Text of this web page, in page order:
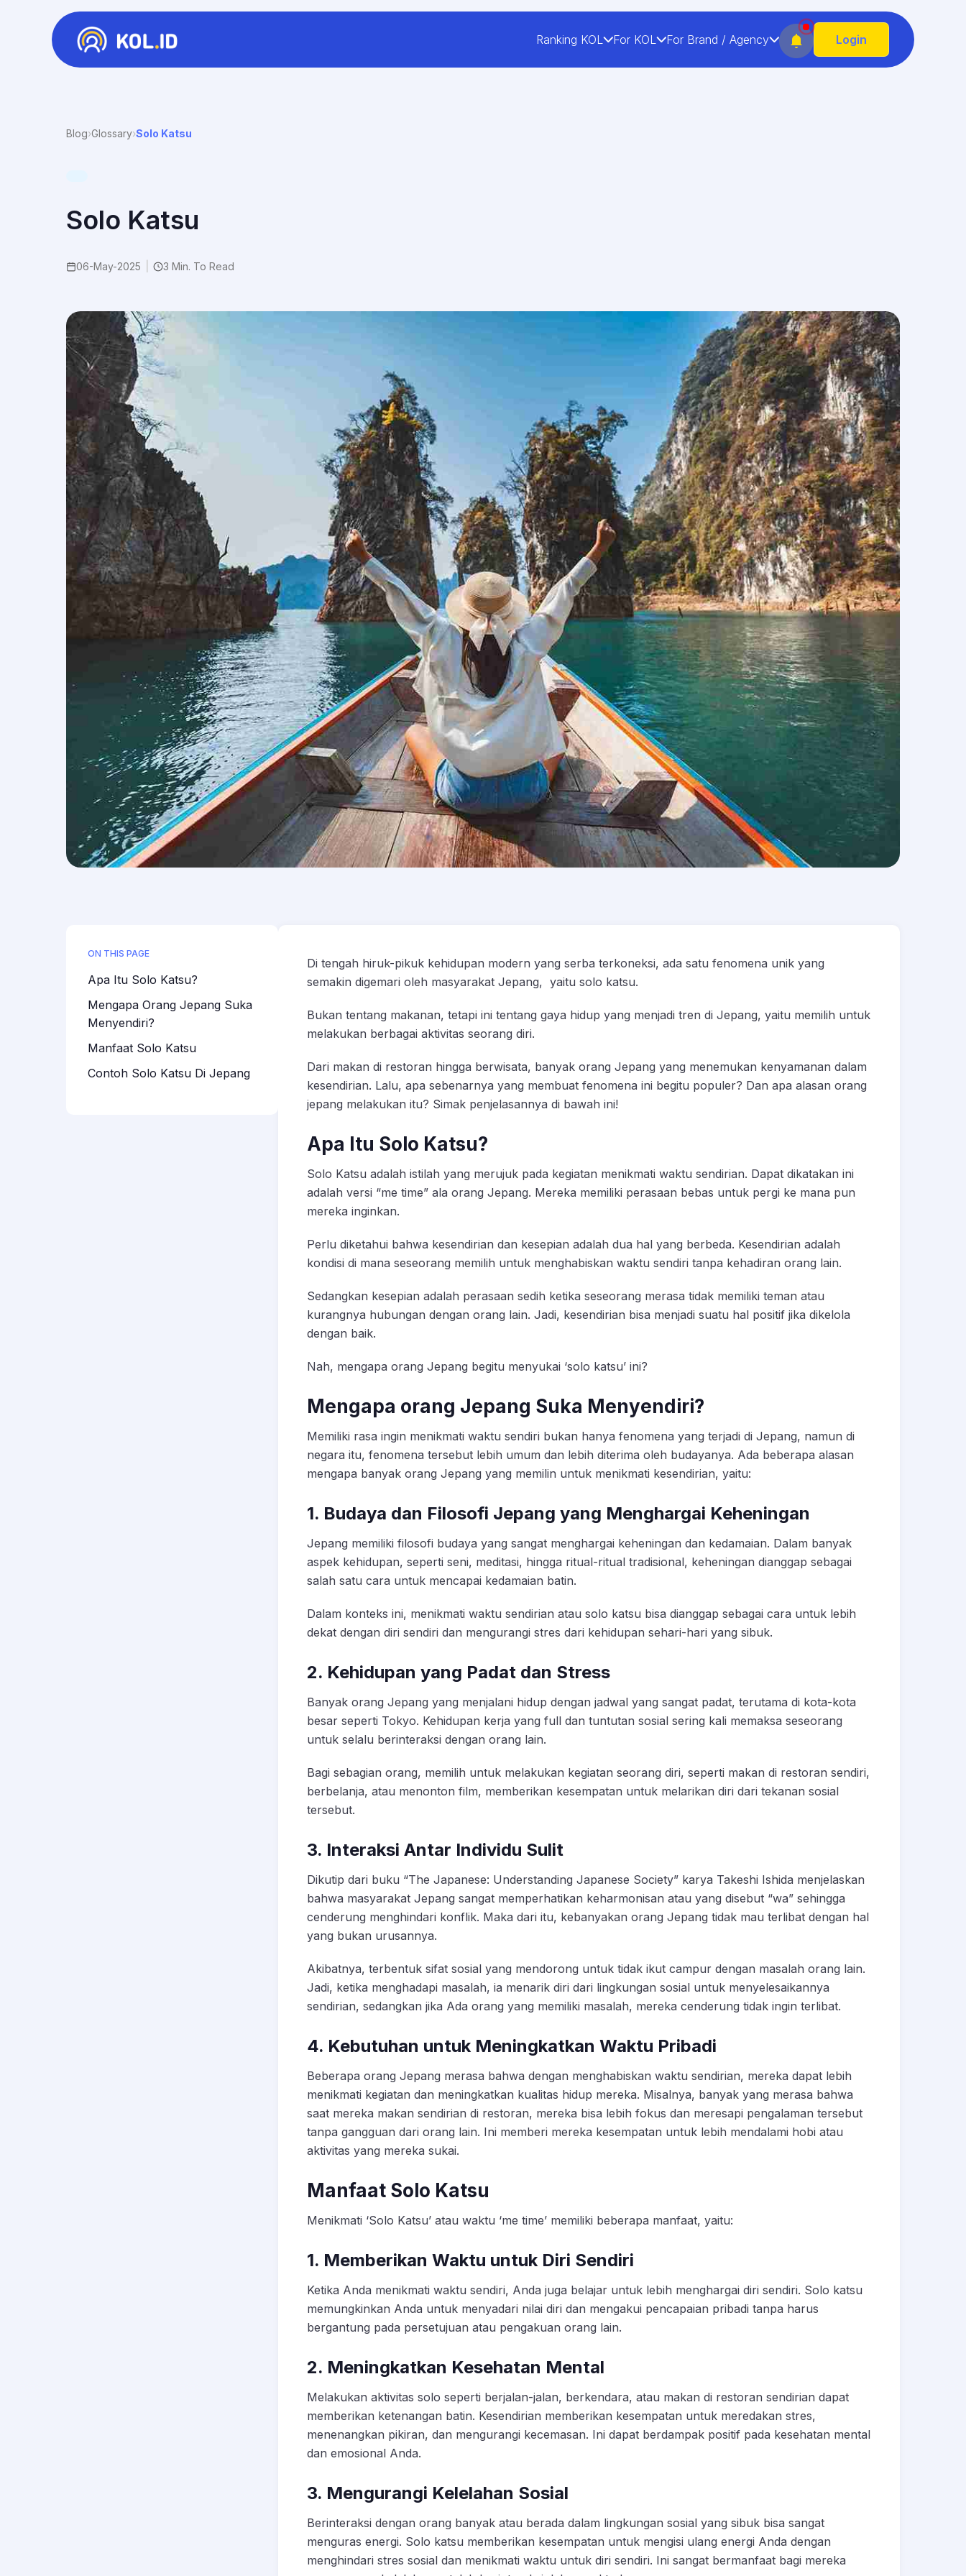
Ranking KOL For KOL For Brand / Agency Login
Blog›Glossary›Solo Katsu
Solo Katsu
06-May-2025 3 Min. To Read
ON THIS PAGE
Apa Itu Solo Katsu?
Mengapa Orang Jepang Suka
Menyendiri?
Manfaat Solo Katsu
Contoh Solo Katsu Di Jepang
Di tengah hiruk-pikuk kehidupan modern yang serba terkoneksi, ada satu fenomena unik yang
semakin digemari oleh masyarakat Jepang, yaitu solo katsu.
Bukan tentang makanan, tetapi ini tentang gaya hidup yang menjadi tren di Jepang, yaitu memilih untuk
melakukan berbagai aktivitas seorang diri.
Dari makan di restoran hingga berwisata, banyak orang Jepang yang menemukan kenyamanan dalam
kesendirian. Lalu, apa sebenarnya yang membuat fenomena ini begitu populer? Dan apa alasan orang
jepang melakukan itu? Simak penjelasannya di bawah ini!
Apa Itu Solo Katsu?
Solo Katsu adalah istilah yang merujuk pada kegiatan menikmati waktu sendirian. Dapat dikatakan ini
adalah versi “me time” ala orang Jepang. Mereka memiliki perasaan bebas untuk pergi ke mana pun
mereka inginkan.
Perlu diketahui bahwa kesendirian dan kesepian adalah dua hal yang berbeda. Kesendirian adalah
kondisi di mana seseorang memilih untuk menghabiskan waktu sendiri tanpa kehadiran orang lain.
Sedangkan kesepian adalah perasaan sedih ketika seseorang merasa tidak memiliki teman atau
kurangnya hubungan dengan orang lain. Jadi, kesendirian bisa menjadi suatu hal positif jika dikelola
dengan baik.
Nah, mengapa orang Jepang begitu menyukai ‘solo katsu’ ini?
Mengapa orang Jepang Suka Menyendiri?
Memiliki rasa ingin menikmati waktu sendiri bukan hanya fenomena yang terjadi di Jepang, namun di
negara itu, fenomena tersebut lebih umum dan lebih diterima oleh budayanya. Ada beberapa alasan
mengapa banyak orang Jepang yang memilin untuk menikmati kesendirian, yaitu:
1. Budaya dan Filosofi Jepang yang Menghargai Keheningan
Jepang memiliki filosofi budaya yang sangat menghargai keheningan dan kedamaian. Dalam banyak
aspek kehidupan, seperti seni, meditasi, hingga ritual-ritual tradisional, keheningan dianggap sebagai
salah satu cara untuk mencapai kedamaian batin.
Dalam konteks ini, menikmati waktu sendirian atau solo katsu bisa dianggap sebagai cara untuk lebih
dekat dengan diri sendiri dan mengurangi stres dari kehidupan sehari-hari yang sibuk.
2. Kehidupan yang Padat dan Stress
Banyak orang Jepang yang menjalani hidup dengan jadwal yang sangat padat, terutama di kota-kota
besar seperti Tokyo. Kehidupan kerja yang full dan tuntutan sosial sering kali memaksa seseorang
untuk selalu berinteraksi dengan orang lain.
Bagi sebagian orang, memilih untuk melakukan kegiatan seorang diri, seperti makan di restoran sendiri,
berbelanja, atau menonton film, memberikan kesempatan untuk melarikan diri dari tekanan sosial
tersebut.
3. Interaksi Antar Individu Sulit
Dikutip dari buku “The Japanese: Understanding Japanese Society” karya Takeshi Ishida menjelaskan
bahwa masyarakat Jepang sangat memperhatikan keharmonisan atau yang disebut “wa” sehingga
cenderung menghindari konflik. Maka dari itu, kebanyakan orang Jepang tidak mau terlibat dengan hal
yang bukan urusannya.
Akibatnya, terbentuk sifat sosial yang mendorong untuk tidak ikut campur dengan masalah orang lain.
Jadi, ketika menghadapi masalah, ia menarik diri dari lingkungan sosial untuk menyelesaikannya
sendirian, sedangkan jika Ada orang yang memiliki masalah, mereka cenderung tidak ingin terlibat.
4. Kebutuhan untuk Meningkatkan Waktu Pribadi
Beberapa orang Jepang merasa bahwa dengan menghabiskan waktu sendirian, mereka dapat lebih
menikmati kegiatan dan meningkatkan kualitas hidup mereka. Misalnya, banyak yang merasa bahwa
saat mereka makan sendirian di restoran, mereka bisa lebih fokus dan meresapi pengalaman tersebut
tanpa gangguan dari orang lain. Ini memberi mereka kesempatan untuk lebih mendalami hobi atau
aktivitas yang mereka sukai.
Manfaat Solo Katsu
Menikmati ‘Solo Katsu’ atau waktu ‘me time’ memiliki beberapa manfaat, yaitu:
1. Memberikan Waktu untuk Diri Sendiri
Ketika Anda menikmati waktu sendiri, Anda juga belajar untuk lebih menghargai diri sendiri. Solo katsu
memungkinkan Anda untuk menyadari nilai diri dan mengakui pencapaian pribadi tanpa harus
bergantung pada persetujuan atau pengakuan orang lain.
2. Meningkatkan Kesehatan Mental
Melakukan aktivitas solo seperti berjalan-jalan, berkendara, atau makan di restoran sendirian dapat
memberikan ketenangan batin. Kesendirian memberikan kesempatan untuk meredakan stres,
menenangkan pikiran, dan mengurangi kecemasan. Ini dapat berdampak positif pada kesehatan mental
dan emosional Anda.
3. Mengurangi Kelelahan Sosial
Berinteraksi dengan orang banyak atau berada dalam lingkungan sosial yang sibuk bisa sangat
menguras energi. Solo katsu memberikan kesempatan untuk mengisi ulang energi Anda dengan
menghindari stres sosial dan menikmati waktu untuk diri sendiri. Ini sangat bermanfaat bagi mereka